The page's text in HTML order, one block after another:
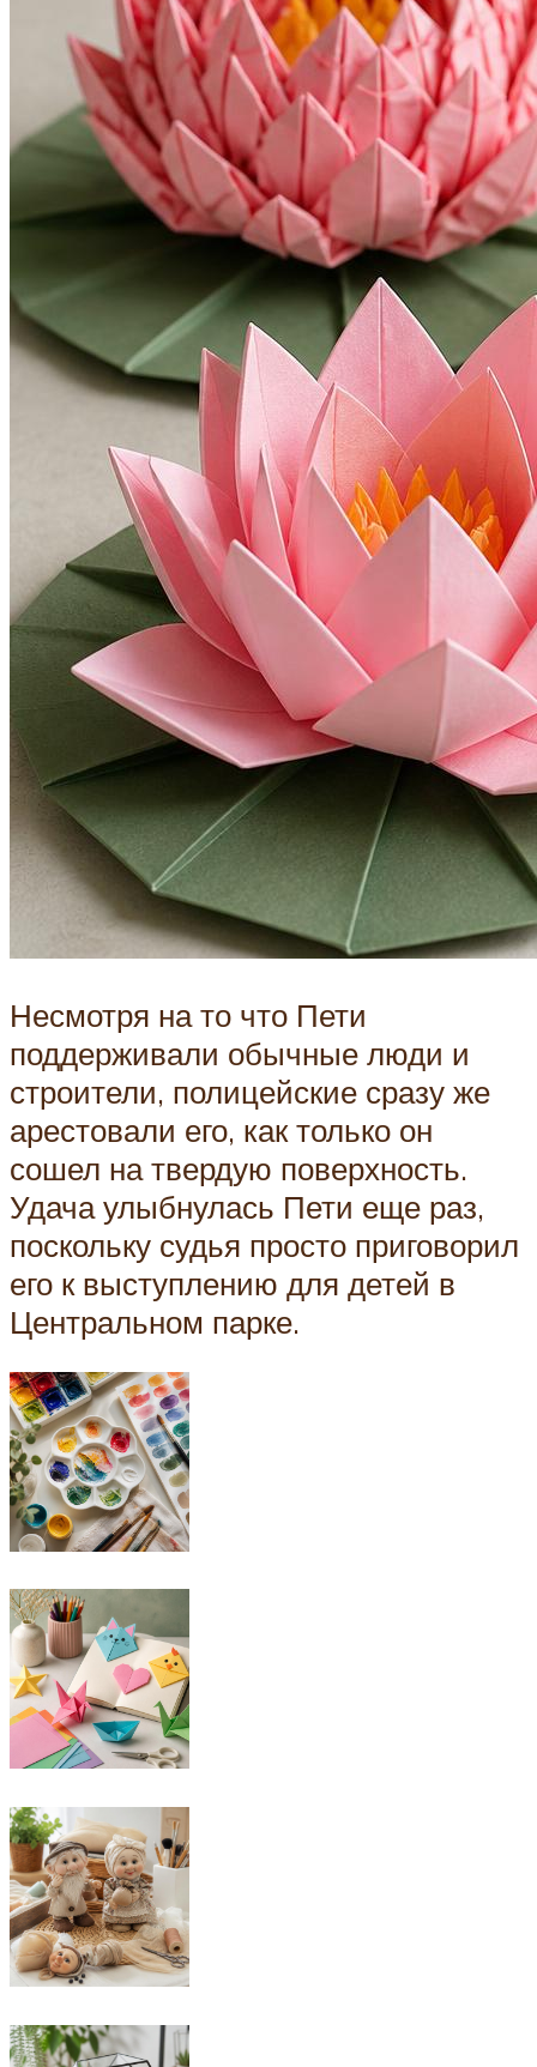
Несмотря на то что Пети
поддерживали обычные люди и
строители, полицейские сразу же
арестовали его, как только он
сошел на твердую поверхность.
Удача улыбнулась Пети еще раз,
поскольку судья просто приговорил
его к выступлению для детей в
Центральном парке.